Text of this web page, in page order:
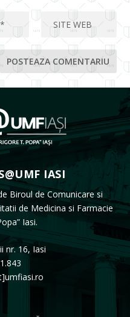
IASI
Biroul de Comunicare si
de Medicina si Farmacie
Iasi.
nr. 16, Iasi